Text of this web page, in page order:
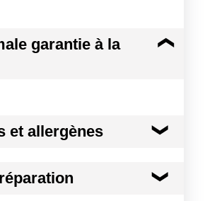
garantie à la
et allergènes
eau, levure, sel, GLUTEN DE BLE,